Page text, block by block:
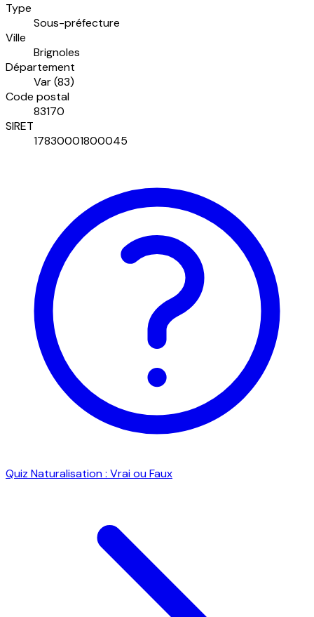
Type
Sous-préfecture
Ville
Brignoles
Département
Var (83)
Code postal
83170
SIRET
17830001800045
Quiz Naturalisation : Vrai ou Faux